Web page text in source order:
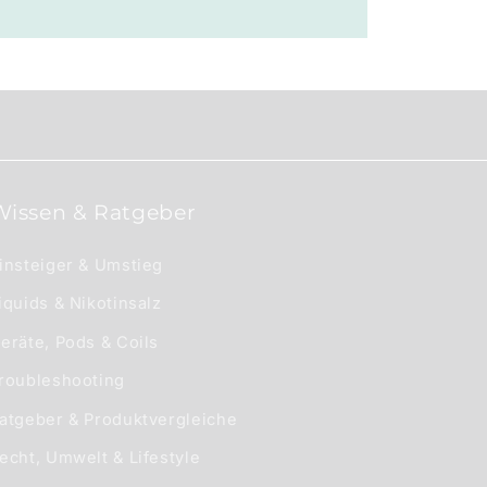
& Ratgeber
& Umstieg
& Nikotinsalz
Pods & Coils
& Produktvergleiche
Umwelt & Lifestyle